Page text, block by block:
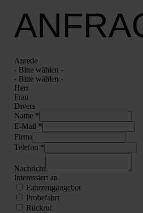
Anre­de
- Bit­te wäh­len -
- Bit­te wäh­len -
Herr
Frau
Divers
Name *
E‑Mail *
Fir­ma
Tele­fon *
Nach­richt
Inter­es­siert an
Fahr­zeug­an­ge­bot
Pro­be­fahrt
Rück­ruf